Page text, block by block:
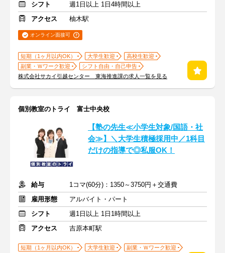
シフト
週1日以上 1日4時間以上
アクセス
柚木駅
オンライン面接可
短期（1ヶ月以内OK） 大学生歓迎
高校生歓迎
副業・Ｗワーク歓迎
シフト自由・自己申告
株式会社サカイ引越センター 東海推進課の求人一覧を見る
個別教室のトライ 富士中央校
【塾の先生≪小学生対象/国語・社
会≫】＼大学生積極採用中／1科目
だけの指導で◎私服OK！
給与
1コマ(60分)：1350～3750円＋交通費
雇用形態
アルバイト・パート
シフト
週1日以上 1日1時間以上
アクセス
吉原本町駅
短期（1ヶ月以内OK） 大学生歓迎
副業・Ｗワーク歓迎